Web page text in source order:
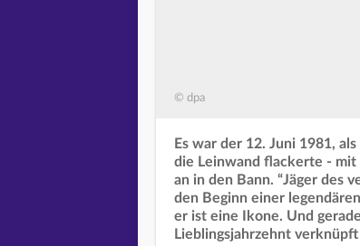
© dpa
Es war der 12. Juni 1981,
die Leinwand flackerte - mit
an in den Bann. “Jäger des
den Beginn einer
er ist eine Ikone. Und
Lieblingsjahrzehnt